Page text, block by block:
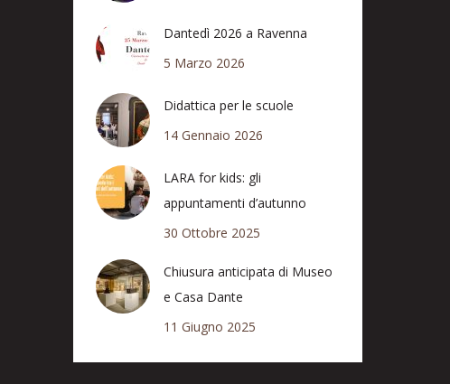
Dantedì 2026 a Ravenna
5 Marzo 2026
Didattica per le scuole
14 Gennaio 2026
LARA for kids: gli
appuntamenti d’autunno
30 Ottobre 2025
Chiusura anticipata di Museo
e Casa Dante
11 Giugno 2025